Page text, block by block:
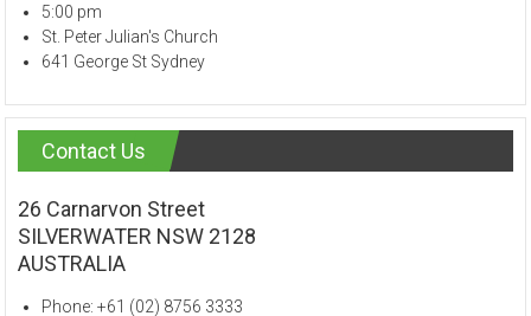
5:00 pm
St. Peter Julian's Church
641 George St Sydney
Contact Us
26 Carnarvon Street
SILVERWATER NSW 2128
AUSTRALIA
Phone: +61 (02) 8756 3333